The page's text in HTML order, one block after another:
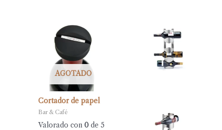
AGOTADO
Cortador de papel
Bar & Café
Valorado con0 de 5